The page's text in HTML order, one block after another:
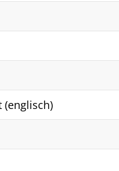
(englisch)